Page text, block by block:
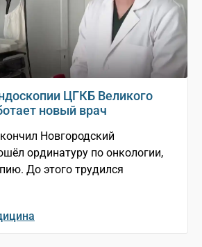
ЦГКБ Великого
новый врач
Новгородский
ординатуру по онкологии,
До этого трудился